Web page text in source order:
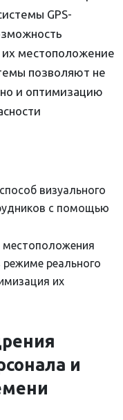
GPS-
местоположение
позволяют не
и оптимизацию
визуального
с помощью
режиме реального
их
и